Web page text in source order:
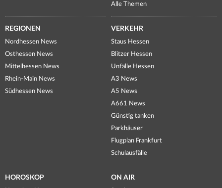
Alle Themen
REGIONEN
Nordhessen News
Osthessen News
Mittelhessen News
Rhein-Main News
Südhessen News
VERKEHR
Staus Hessen
Blitzer Hessen
Unfälle Hessen
A3 News
A5 News
A661 News
Günstig tanken
Parkhäuser
Flugplan Frankfurt
Schulausfälle
HOROSKOP ON AIR